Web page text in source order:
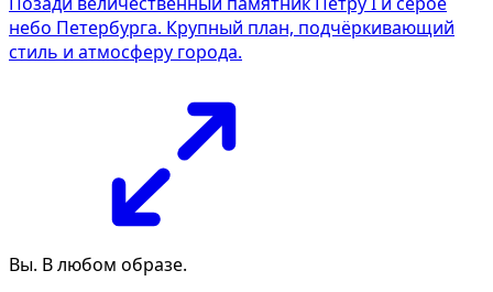
небо Петербурга. Крупный план, подчёркивающий
стиль и атмосферу города.
Вы. В любом образе.